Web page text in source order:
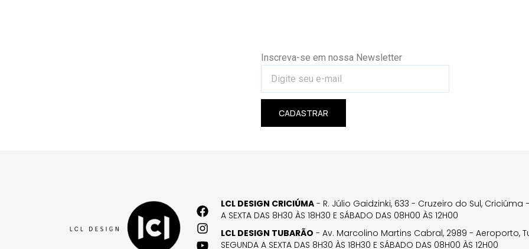
Inscreva-se em nossa Newsletter
CADASTRAR
LCL DESIGN CRICIÚMA - R. Júlio Gaidzinki, 633 - Cruzeiro do Sul, Criciúma
A SEXTA DAS 8H30 ÀS 18H30 E SÁBADO DAS 08H00 ÀS 12H00
LCL DESIGN TUBARÃO - Av. Marcolino Martins Cabral, 2989 - Aeroporto,
SEGUNDA A SEXTA DAS 8H30 ÀS 18H30 E SÁBADO DAS 08H00 ÀS 12H00